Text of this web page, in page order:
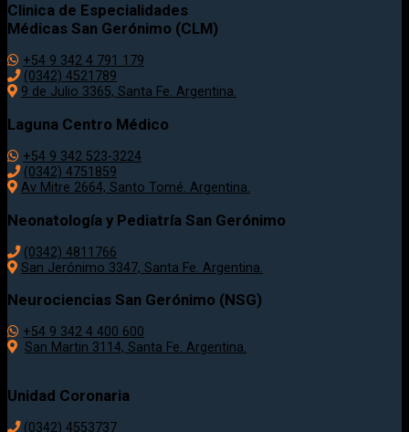
Clinica de Especialidades
Médicas San Gerónimo (CLM)
+54 9 342 4 791 179
(0342) 4521789
9 de Julio 3365, Santa Fe. Argentina.
Laguna Centro Médico
+54 9 342 523-3224
(0342) 4751859
Av Mitre 2664, Santo Tomé. Argentina.
Neonatología y Pediatría San Gerónimo
(0342) 4811766
San Jerónimo 3347, Santa Fe. Argentina.
Neurociencias San Gerónimo (NSG)
+54 9 342 4 400 600
San Martin 3114, Santa Fe. Argentina.
Unidad Coronaria
(0342) 4553737